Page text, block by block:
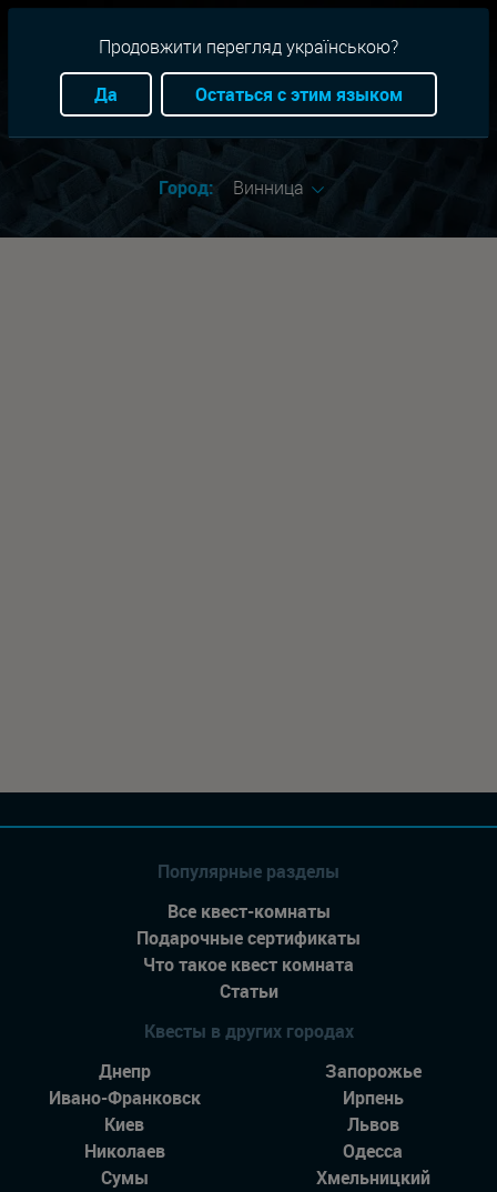
Квесты На карте
Город: Винница
Продовжити перегляд українською?
Да
Остаться с этим языком
Популярные разделы
Все квест-комнаты
Подарочные сертификаты
Что такое квест комната
Статьи
Квесты в других городах
Днепр
Запорожье
Ивано-Франковск
Ирпень
Киев
Львов
Николаев
Одесса
Сумы
Хмельницкий